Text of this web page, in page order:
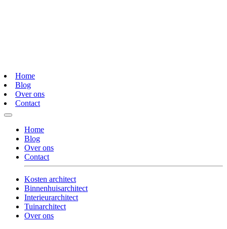
Home
Blog
Over ons
Contact
Home
Blog
Over ons
Contact
Kosten architect
Binnenhuisarchitect
Interieurarchitect
Tuinarchitect
Over ons